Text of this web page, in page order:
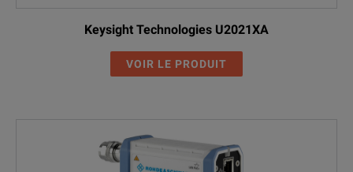
Keysight Technologies U2021XA
VOIR LE PRODUIT